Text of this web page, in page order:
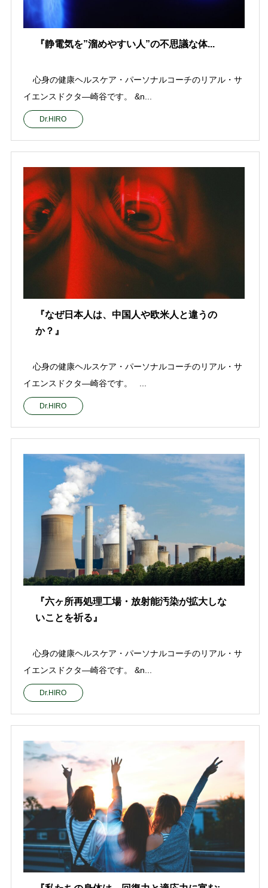
『静電気を”溜めやすい人”の不思議な体...
心身の健康ヘルスケア・パーソナルコーチのリアル・サ
イエンスドクタ—崎谷です。 &n...
Dr.HIRO
『なぜ日本人は、中国人や欧米人と違うの
か？』
心身の健康ヘルスケア・パーソナルコーチのリアル・サ
イエンスドクタ—崎谷です。 ...
Dr.HIRO
『六ヶ所再処理工場・放射能汚染が拡大しな
いことを祈る』
心身の健康ヘルスケア・パーソナルコーチのリアル・サ
イエンスドクタ—崎谷です。 &n...
Dr.HIRO